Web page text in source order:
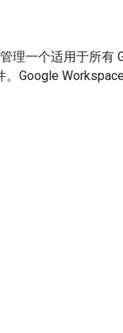
理一个适用于所有
Google